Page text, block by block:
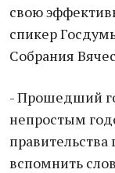
свою
спикер
Собрания
- Прошедший
непростым
правительства
вспомнить